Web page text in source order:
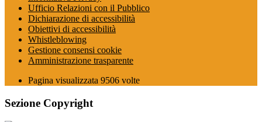
Ufficio Relazioni con il Pubblico
Dichiarazione di accessibilità
Obiettivi di accessibilità
Whistleblowing
Gestione consensi cookie
Amministrazione trasparente
Pagina visualizzata 9506 volte
Sezione Copyright